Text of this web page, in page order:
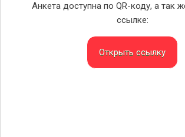
Анкета доступна по QR-коду, а так
ссылке:
Открыть ссылку